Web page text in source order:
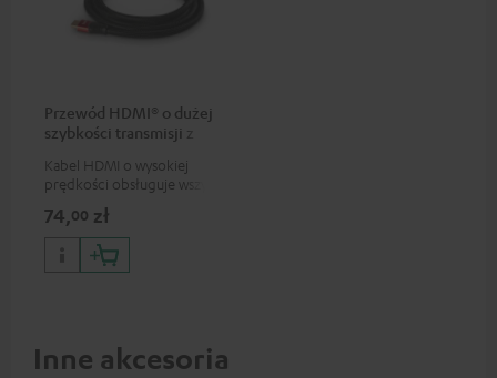
Przewód HDMI® o dużej
szybkości transmisji z
Kabel HDMI o wysokiej
prędkości obsługuje wszystkie
przykład 4K 50/60p i 4K 3D
74,00 zł
Inne akcesoria